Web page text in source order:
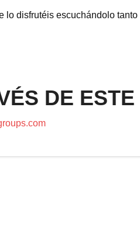
disfrutéis escuchándolo tanto
DE